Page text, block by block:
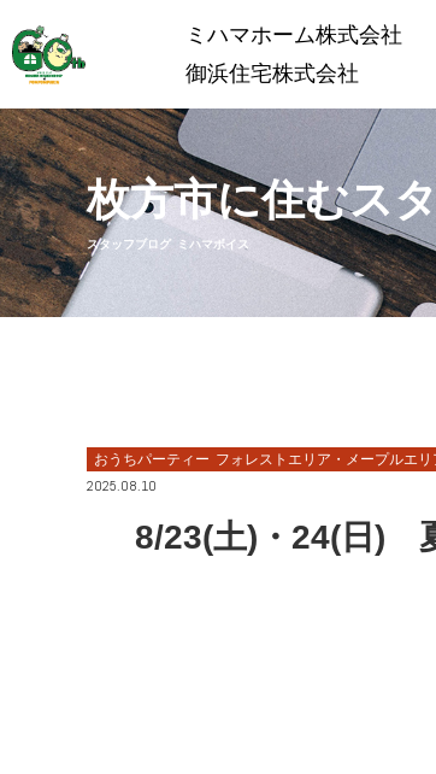
ミハマホーム株式会社
御浜住宅株式会社
枚方市に住むス
スタッフブログ ミハマボイス
おうちパーティー フォレストエリア・メープルエリ
2025.08.10
8/23(土)・24(日)